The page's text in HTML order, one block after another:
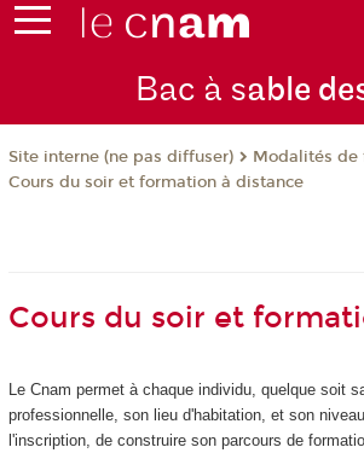
Bac à sable
Site interne (ne pas diffuser)
Modalités de
Cours du soir et formation à distance
Cours du soir et
Le Cnam permet à chaque individu, quelque soit
professionnelle, son lieu d'habitation, et son
l'inscription, de construire son parcours de